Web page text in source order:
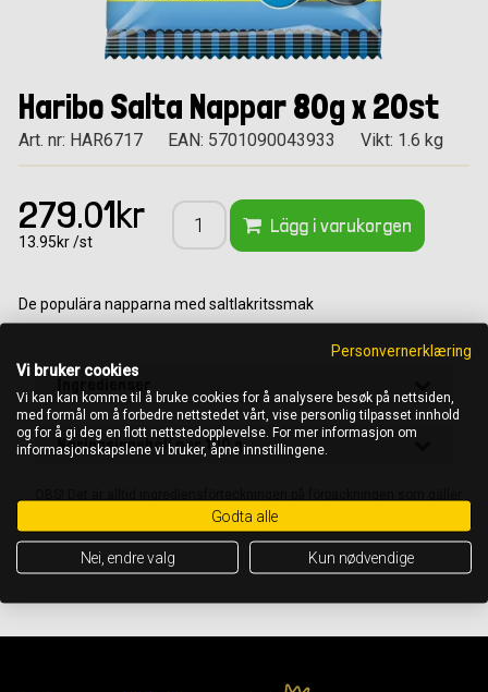
Haribo Salta Nappar 80g x 20st
Art. nr: HAR6717 EAN: 5701090043933 Vikt: 1.6 kg
279.01kr
13.95kr /st
Lägg i varukorgen
De populära napparna med saltlakritssmak
Näringsinnehåll per 100 g
Personvernerklæring
Vi bruker cookies
Vi kan kan komme til å bruke cookies for å analysere besøk på nettsiden,
med formål om å forbedre nettstedet vårt, vise personlig tilpasset innhold
og for å gi deg en flott nettstedopplevelse. For mer informasjon om
informasjonskapslene vi bruker, åpne innstillingene.
Godta alle
Nei, endre valg Kun nødvendige